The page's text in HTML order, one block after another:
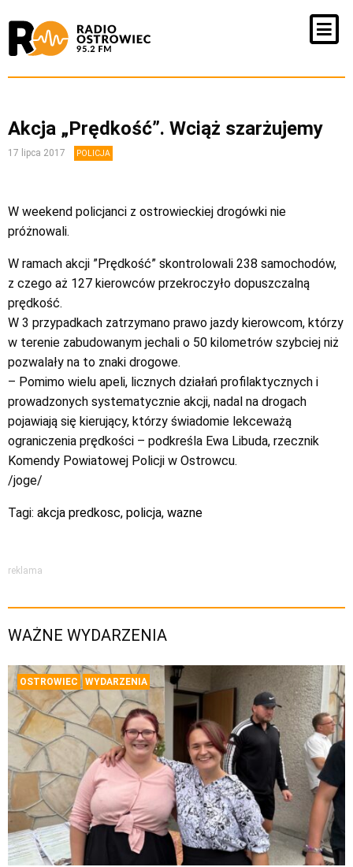
Akcja „Prędkość”. Wciąż szarżujemy
17 lipca 2017 POLICJA
W weekend policjanci z ostrowieckiej drogówki nie
próżnowali.
W ramach akcji ”Prędkość” skontrolowali 238 samochodów,
z czego aż 127 kierowców przekroczyło dopuszczalną
prędkość.
W 3 przypadkach zatrzymano prawo jazdy kierowcom, którzy
w terenie zabudowanym jechali o 50 kilometrów szybciej niż
pozwalały na to znaki drogowe.
– Pomimo wielu apeli, licznych działań profilaktycznych i
prowadzonych systematycznie akcji, nadal na drogach
pojawiają się kierujący, którzy świadomie lekceważą
ograniczenia prędkości – podkreśla Ewa Libuda, rzecznik
Komendy Powiatowej Policji w Ostrowcu.
/joge/
Tagi: akcja predkosc, policja, wazne
reklama
WAŻNE WYDARZENIA
OSTROWIEC WYDARZENIA